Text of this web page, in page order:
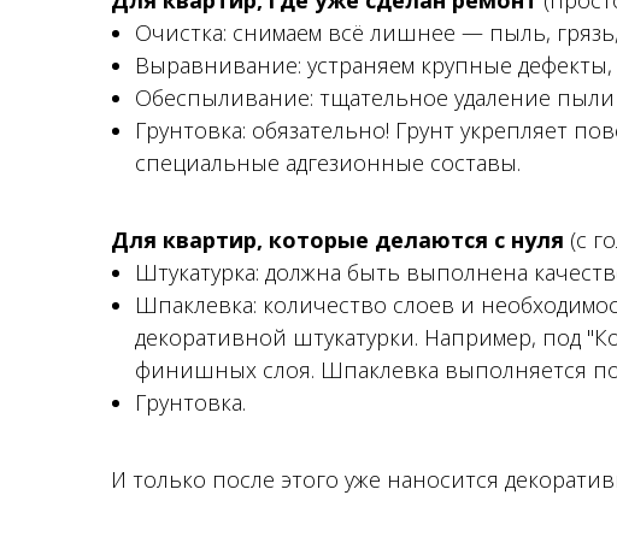
Очистка: снимаем всё лишнее — пыль,
Выравнивание: устраняем крупные
Обеспыливание: тщательное удаление
Грунтовка: обязательно! Грунт укрепляет
специальные адгезионные составы.
Для квартир, которые делаются с нуля (с
Штукатурка: должна быть выполнена
Шпаклевка: количество слоев и
декоративной штукатурки. Например, под
финишных слоя. Шпаклевка выполняется
Грунтовка.
И только после этого уже наносится